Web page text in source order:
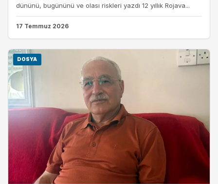
dününü, bugününü ve olası riskleri yazdı 12 yıllık Rojava...
17 Temmuz 2026
DOSYA